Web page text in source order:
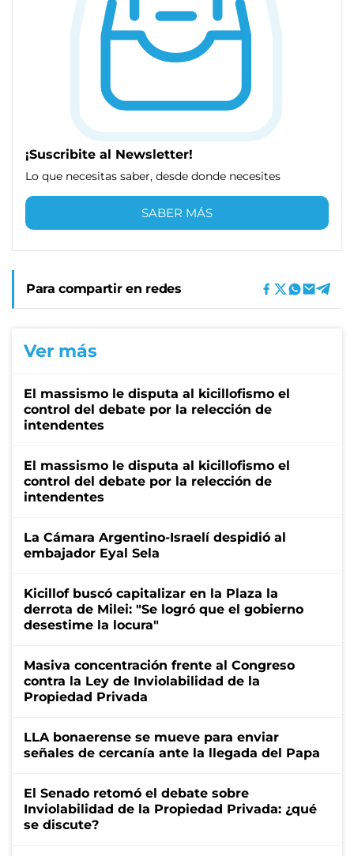
¡Suscribite al Newsletter!
Lo que necesitas saber, desde donde necesites
SABER MÁS
Para compartir en redes
Ver más
El massismo le disputa al kicillofismo el
control del debate por la relección de
intendentes
El massismo le disputa al kicillofismo el
control del debate por la relección de
intendentes
La Cámara Argentino-Israelí despidió al
embajador Eyal Sela
Kicillof buscó capitalizar en la Plaza la
derrota de Milei: "Se logró que el gobierno
desestime la locura"
Masiva concentración frente al Congreso
contra la Ley de Inviolabilidad de la
Propiedad Privada
LLA bonaerense se mueve para enviar
señales de cercanía ante la llegada del Papa
El Senado retomó el debate sobre
Inviolabilidad de la Propiedad Privada: ¿qué
se discute?